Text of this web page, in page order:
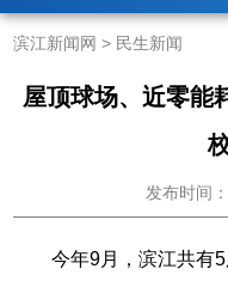
滨江新闻网 > 民生新闻
屋顶球场、近零
发布时间
今年9月，滨江共有